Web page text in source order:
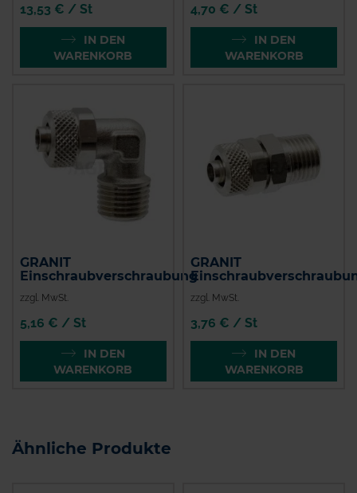
13,53 € / St
IN DEN
WARENKORB
4,70 € / St
IN DEN
WARENKORB
GRANIT
Einschraubverschraubung
zzgl. MwSt.
5,16 € / St
IN DEN
WARENKORB
GRANIT
zzgl. MwSt.
3,76 € / St
IN DEN
WARENKORB
Ähnliche Produkte